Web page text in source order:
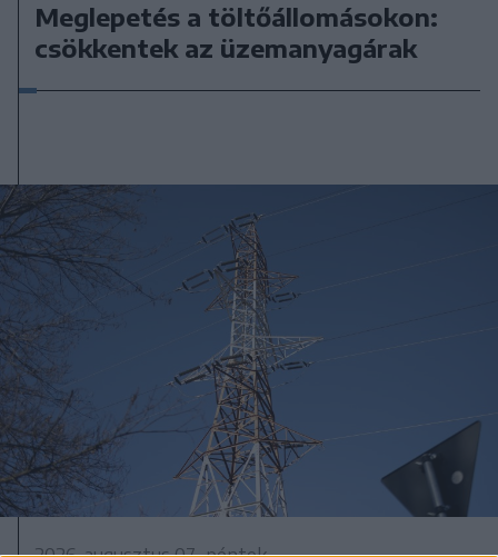
Meglepetés a töltőállomásokon:
csökkentek az üzemanyagárak